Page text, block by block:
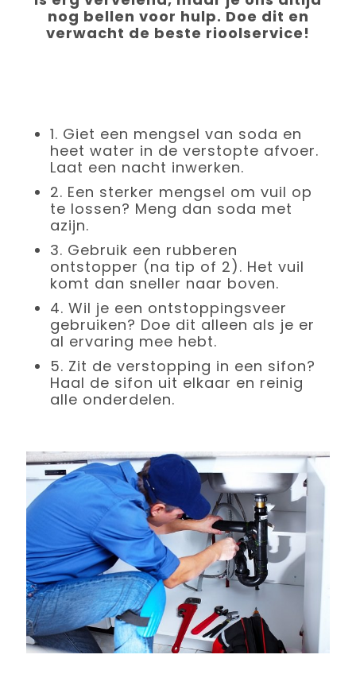
nog bellen voor hulp. Doe dit en
verwacht de beste rioolservice!
1. Giet een mengsel van soda en
heet water in de verstopte afvoer.
Laat een nacht inwerken.
2. Een sterker mengsel om vuil op
te lossen? Meng dan soda met
azijn.
3. Gebruik een rubberen
ontstopper (na tip of 2). Het vuil
komt dan sneller naar boven.
4. Wil je een ontstoppingsveer
gebruiken? Doe dit alleen als je er
al ervaring mee hebt.
5. Zit de verstopping in een sifon?
Haal de sifon uit elkaar en reinig
alle onderdelen.